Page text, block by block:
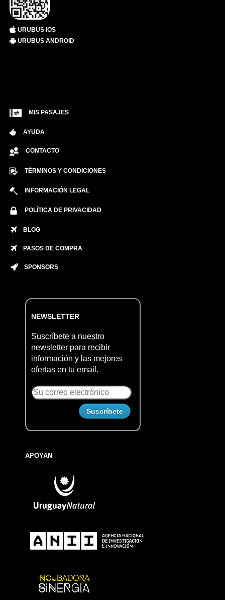
URUBUS IOS
URUBUS ANDROID
MIS PASAJES
AYUDA
CONTACTO
TÉRMINOS Y CONDICIONES
INFORMACIÓN LEGAL
POLÍTICA DE PRIVACIDAD
BLOG
PASOS DE COMPRA
SPONSORS
NEWSLETTER
Suscríbete a nuestro
newsletter para recibir
información y las mejores
ofertas en tu email.
APOYAN